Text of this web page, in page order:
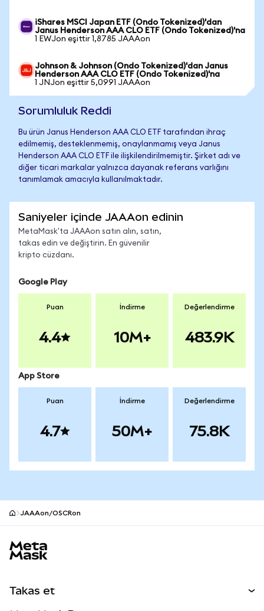
iShares MSCI Japan ETF (Ondo Tokenized)'dan
Janus Henderson AAA CLO ETF (Ondo Tokenized)'na
1 EWJon eşittir 1,8785 JAAAon
Johnson & Johnson (Ondo Tokenized)'dan Janus
Henderson AAA CLO ETF (Ondo Tokenized)'na
1 JNJon eşittir 5,0991 JAAAon
Sorumluluk Reddi
Bu ürün Janus Henderson AAA CLO ETF tarafından ihraç
edilmemiş, desteklenmemiş, onaylanmamış veya Janus
Henderson AAA CLO ETF ile ilişkilendirilmemiştir. Şirket adı ve
diğer ticari markalar yalnızca dayanak referans varlığını
tanımlamak amacıyla kullanılmaktadır.
Saniyeler içinde JAAAon edinin
MetaMask'ta JAAAon satın alın, satın,
takas edin ve değiştirin. En güvenilir
kripto cüzdanı.
Google Play
Puan
4.4
İndirme
10M+
Değerlendirme
483.9K
App Store
Puan
4.7
İndirme
50M+
Değerlendirme
75.8K
JAAAon/OSCRon
Takas et